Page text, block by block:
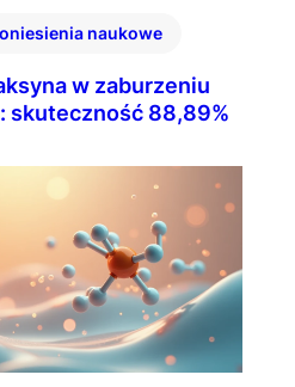
naukowe
w zaburzeniu
skuteczność 88,89%